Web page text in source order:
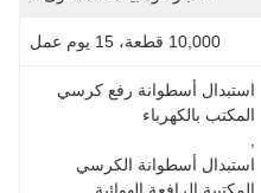
10,000 قطعة، 15 يوم عمل
المكتب بالكهرباء